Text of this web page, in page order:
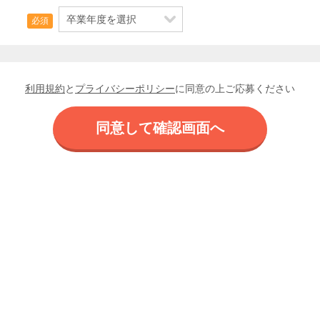
必須
利用規約と プライバシーポリシーに同意の上ご応募ください
同意して確認画面へ